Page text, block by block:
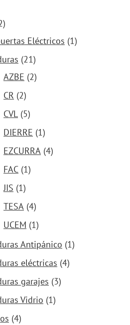
Eléctricos (1)
(21)
AZBE (2)
CR (2)
CVL (5)
DIERRE (1)
EZCURRA (4)
FAC (1)
JIS (1)
TESA (4)
UCEM (1)
Antipánico (1)
eléctricas (4)
garajes (3)
Vidrio (1)
(4)